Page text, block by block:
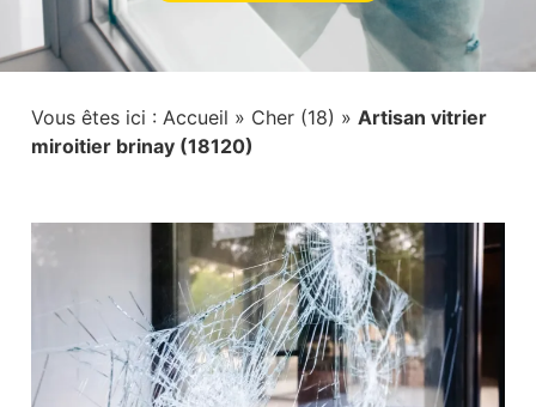
Vous êtes ici : Accueil » Cher (18) » Artisan vitrier
miroitier brinay (18120)